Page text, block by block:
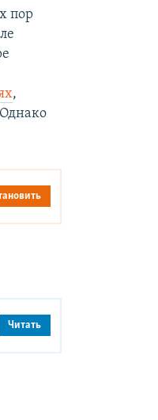
пор
,
Читать